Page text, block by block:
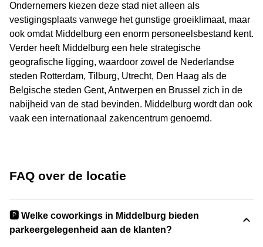
Ondernemers kiezen deze stad niet alleen als
vestigingsplaats vanwege het gunstige groeiklimaat, maar
ook omdat Middelburg een enorm personeelsbestand kent.
Verder heeft Middelburg een hele strategische
geografische ligging, waardoor zowel de Nederlandse
steden Rotterdam, Tilburg, Utrecht, Den Haag als de
Belgische steden Gent, Antwerpen en Brussel zich in de
nabijheid van de stad bevinden. Middelburg wordt dan ook
vaak een internationaal zakencentrum genoemd.
FAQ over de locatie
🅿️ Welke coworkings in Middelburg bieden
parkeergelegenheid aan de klanten?